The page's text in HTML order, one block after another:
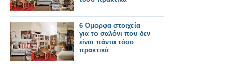
6 Όμορφα στοιχεία
για το σαλόνι που δεν
είναι πάντα τόσο
πρακτικά